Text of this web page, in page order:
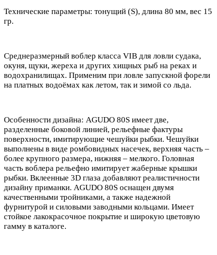
Технические параметры: тонущий (S), длина 80 мм, вес 15
гр.
Среднеразмерный воблер класса VIB для ловли судака,
окуня, щуки, жереха и других хищных рыб на реках и
водохранилищах. Применим при ловле запускной форели
на платных водоёмах как летом, так и зимой со льда.
Особенности дизайна: AGUDO 80S имеет две,
разделенные боковой линией, рельефные фактуры
поверхности, имитирующие чешуйки рыбки. Чешуйки
выполнены в виде ромбовидных насечек, верхняя часть –
более крупного размера, нижняя – мелкого. Головная
часть воблера рельефно имитирует жаберные крышки
рыбки. Вклеенные 3D глаза добавляют реалистичности
дизайну приманки. AGUDO 80S оснащен двумя
качественными тройниками, а также надежной
фурнитурой и силовыми заводными кольцами. Имеет
стойкое лакокрасочное покрытие и широкую цветовую
гамму в каталоге.